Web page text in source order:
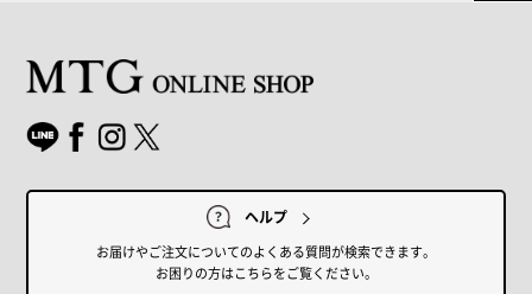
ヘルプ
お届けやご注文についてのよくある質問が検索できます。
お困りの方はこちらをご覧ください。